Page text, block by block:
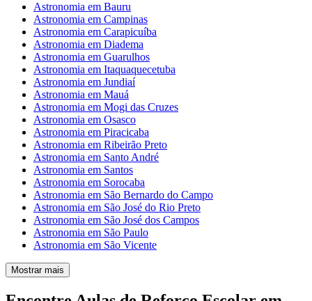
Astronomia em Bauru
Astronomia em Campinas
Astronomia em Carapicuíba
Astronomia em Diadema
Astronomia em Guarulhos
Astronomia em Itaquaquecetuba
Astronomia em Jundiaí
Astronomia em Mauá
Astronomia em Mogi das Cruzes
Astronomia em Osasco
Astronomia em Piracicaba
Astronomia em Ribeirão Preto
Astronomia em Santo André
Astronomia em Santos
Astronomia em Sorocaba
Astronomia em São Bernardo do Campo
Astronomia em São José do Rio Preto
Astronomia em São José dos Campos
Astronomia em São Paulo
Astronomia em São Vicente
Mostrar mais